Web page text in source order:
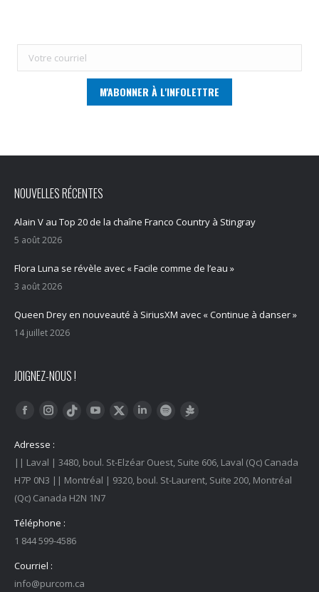
NOUVELLES RÉCENTES
Alain V au Top 20 de la chaîne Franco Country à Stingray
5 août 2026
Flora Luna se révèle avec « Facile comme de l’eau »
3 août 2026
Queen Drey en nouveauté à SiriusXM avec « Continue à danser »
14 juillet 2026
JOIGNEZ-NOUS !
Trouvez nous sur :
FacebookInstagram
Tiktok YouTubeTwitter LinkedInSpotify
Adresse :
|| Laval | 3480, boul. St-Elzéar Ouest, Suite 606, Laval (Qc) Canada
H7P 0N3 || Montréal | 9320, boul. St-Laurent, Suite 200, Montréal
(Qc) Canada H2N 1N7
Téléphone :
1 844 599-4586
Courriel :
info@purcom.ca